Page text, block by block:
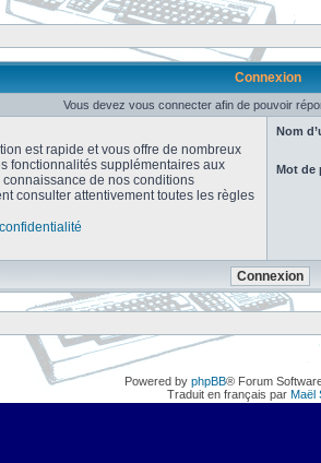
Connexion
Vous devez vous connecter afin de pouvoir
est rapide et vous offre de nombreux
fonctionnalités supplémentaires aux
connaissance de nos conditions
consulter attentivement toutes les règles
Nom
Mot de
Powered by phpBB® Forum
Traduit en français par Maël